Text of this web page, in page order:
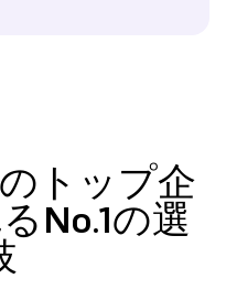
トップ企
No.1の選